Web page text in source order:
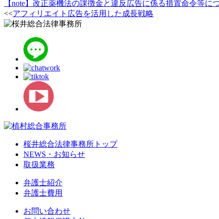
【note】改正薬機法の課徴金と違反広告に係る措置命令等に
<<アフィリエイト広告を活用した成長戦略
桜井総合法律事務所トップ
NEWS・お知らせ
取扱業務
弁護士紹介
弁護士費用
お問い合わせ